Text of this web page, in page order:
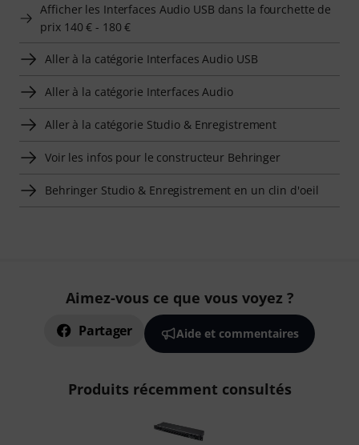
Afficher les Interfaces Audio USB dans la fourchette de
prix 140 € - 180 €
Aller à la catégorie Interfaces Audio USB
Aller à la catégorie Interfaces Audio
Aller à la catégorie Studio & Enregistrement
Voir les infos pour le constructeur Behringer
Behringer Studio & Enregistrement en un clin d'oeil
Aimez-vous ce que vous voyez ?
Partager Aide et commentaires
Produits récemment consultés